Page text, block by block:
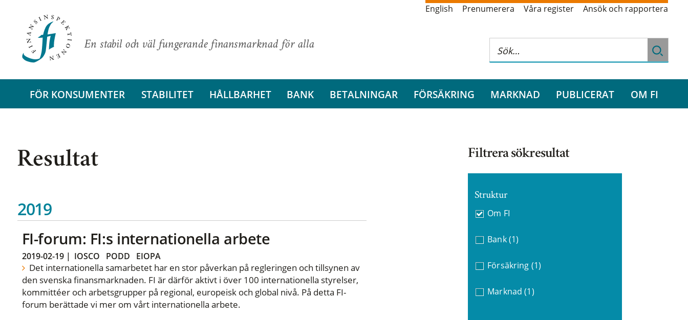
En stabil och väl fungerande finansmarknad för alla
English Prenumerera Våra register Ansök och rapportera
FÖR KONSUMENTER STABILITET HÅLLBARHET BANK BETALNINGAR FÖRSÄKRING MARKNAD PUBLICERAT OM FI
Resultat
2019
FI-forum: FI:s internationella arbete
2019-02-19| IOSCO PODD EIOPA
Det internationella samarbetet har en stor påverkan på regleringen och tillsynen av
den svenska finansmarknaden. FI är därför aktivt i över 100 internationella styrelser,
kommittéer och arbetsgrupper på regional, europeisk och global nivå. På detta FI-
forum berättade vi mer om vårt internationella arbete.
Filtrera sökresultat
Struktur
Om FI
Bank (1)
Försäkring (1)
Marknad (1)